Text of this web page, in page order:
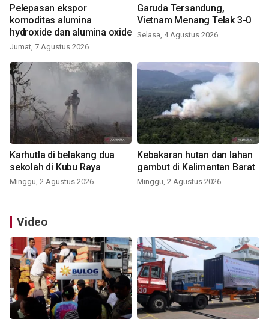
Pelepasan ekspor
komoditas alumina
hydroxide dan alumina oxide
Jumat, 7 Agustus 2026
Garuda Tersandung,
Vietnam Menang Telak 3-0
Selasa, 4 Agustus 2026
Karhutla di belakang dua
sekolah di Kubu Raya
Minggu, 2 Agustus 2026
Kebakaran hutan dan lahan
gambut di Kalimantan Barat
Minggu, 2 Agustus 2026
Video